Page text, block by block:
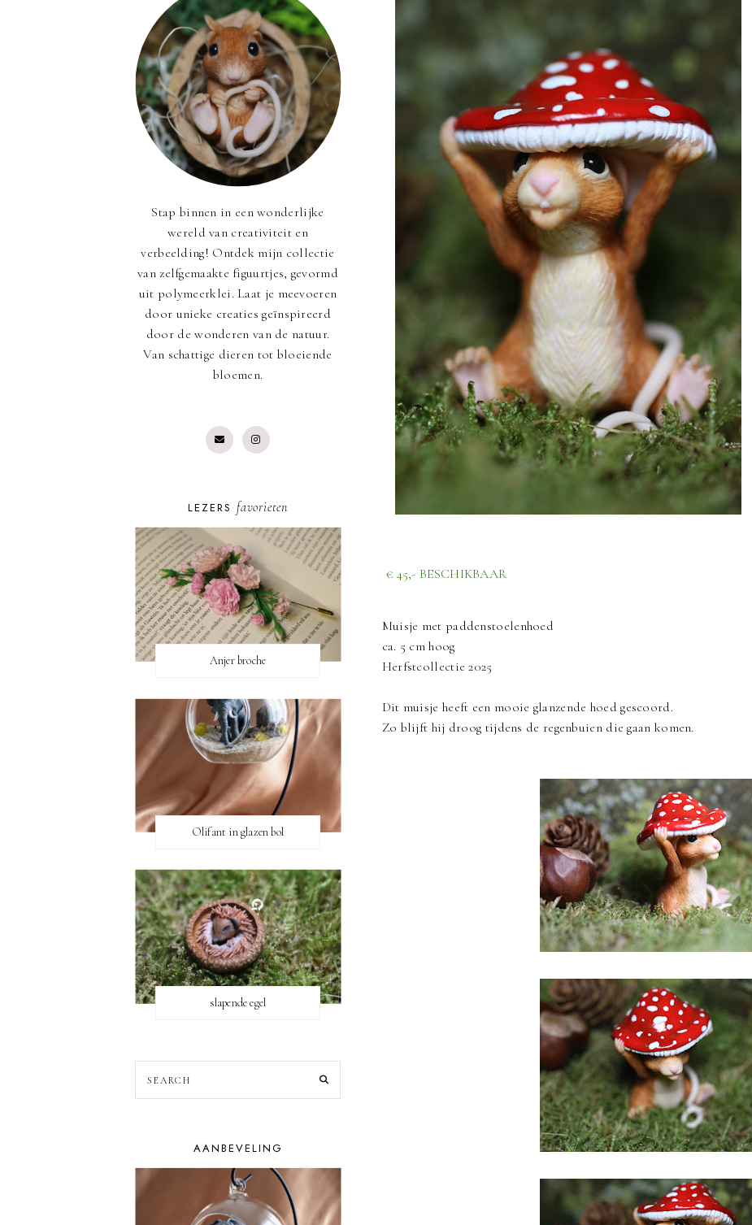
€ 45,- BESCHIKBAAR
Muisje met paddenstoelenhoed
ca. 5 cm hoog
Herfstcollectie 2025
Dit muisje heeft een mooie glanzende hoed gescoord.
Zo blijft hij droog tijdens de regenbuien die gaan komen.
Stap binnen in een wonderlijke
wereld van creativiteit en
verbeelding! Ontdek mijn collectie
van zelfgemaakte figuurtjes, gevormd
uit polymeerklei. Laat je meevoeren
door unieke creaties geïnspireerd
door de wonderen van de natuur.
Van schattige dieren tot bloeiende
bloemen.
LEZERS favorieten
Anjer broche
Olifant in glazen bol
slapende egel
AANBEVELING